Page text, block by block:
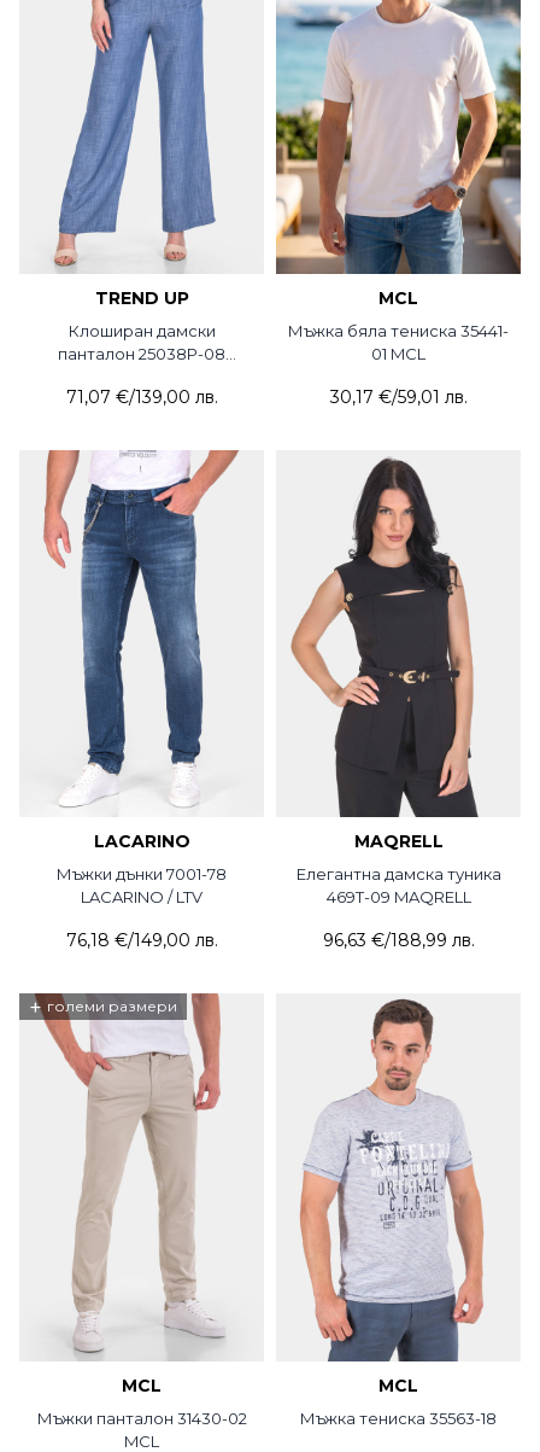
TREND UP
Клоширан дамски
панталон 25038P-08
71,07 €/139,00 лв.
MCL
Мъжка бяла тениска 35441-
01 MCL
30,17 €/59,01 лв.
LACARINO
Мъжки дънки 7001-78
LACARINO / LTV
76,18 €/149,00 лв.
MAQRELL
Елегантна дамска туника
469T-09 MAQRELL
96,63 €/188,99 лв.
+ големи размери
MCL
Мъжки панталон 31430-02
MCL
MCL
Мъжка тениска 35563-18